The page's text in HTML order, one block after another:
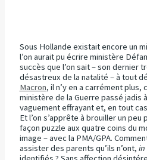
Sous Hollande existait encore un
l’on aurait pu écrire ministère
succès que l’on sait – son dernier
désastreux de la natalité – à tout
Macron, il n’y en a carrément plus,
ministère de la Guerre passé jadis
vaguement effrayant et, en tout
Et l’on s’apprête à brouiller un
façon puzzle aux quatre coins du
image – avec la PMA/GPA.
assister des parents qu’ils n’ont, in